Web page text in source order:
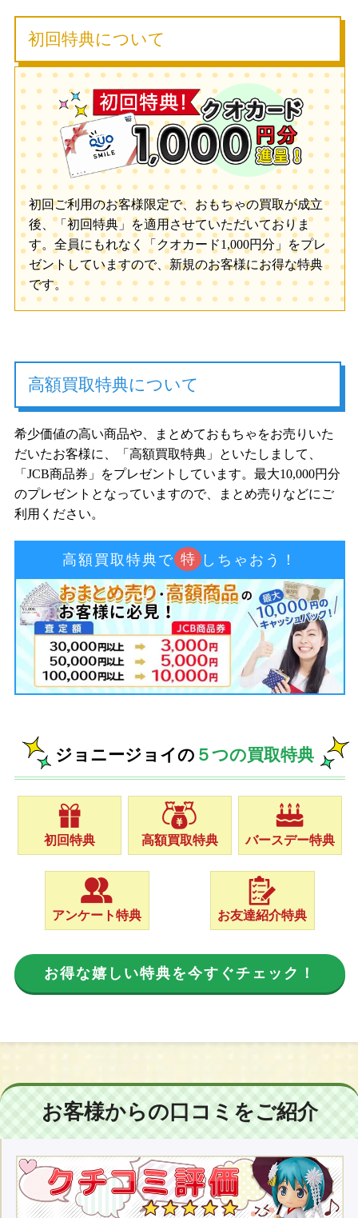
初回特典について
初回ご利用のお客様限定で、おもちゃの買取が成立
後、「初回特典」を適用させていただいておりま
す。全員にもれなく「クオカード1,000円分」をプレ
ゼントしていますので、新規のお客様にお得な特典
です。
高額買取特典について
希少価値の高い商品や、まとめておもちゃをお売りいた
だいたお客様に、「高額買取特典」といたしまして、
「JCB商品券」をプレゼントしています。最大10,000円分
のプレゼントとなっていますので、まとめ売りなどにご
利用ください。
高額買取特典で 特 しちゃおう！
ジョニージョイの ５つの買取特典
初回特典 高額買取特典 バースデー特典
アンケート特典 お友達紹介特典
お得な嬉しい特典を今すぐチェック！
お客様からの口コミをご紹介